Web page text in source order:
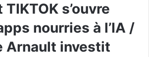
TIKTOK s’ouvre
nourries à l’IA /
Arnault investit